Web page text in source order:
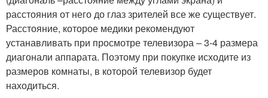
расстояния от него до глаз зрителей все же существует.
Расстояние, которое медики рекомендуют
устанавливать при просмотре телевизора – 3-4 размера
диагонали аппарата. Поэтому при покупке исходите из
размеров комнаты, в которой телевизор будет
находиться.